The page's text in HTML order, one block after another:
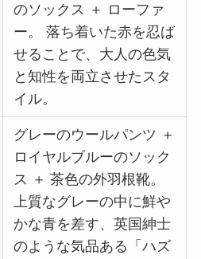
のソックス ＋ ローファ
ー。 落ち着いた赤を忍ば
せることで、大人の色気
と知性を両立させたスタ
イル。
グレーのウールパンツ ＋
ロイヤルブルーのソック
ス ＋ 茶色の外羽根靴。
上質なグレーの中に鮮や
かな青を差す、英国紳士
のような気品ある「ハズ